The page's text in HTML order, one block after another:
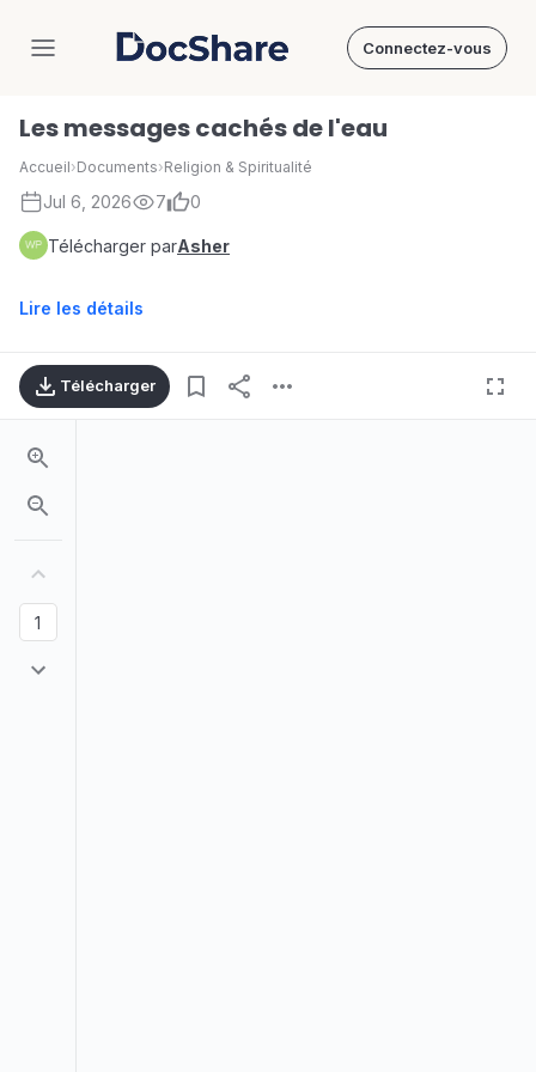
DocShare Connectez-vous
Les messages cachés de l'eau
Accueil›Documents›Religion & Spiritualité
Jul 6, 2026 7 0
Télécharger parAsher
Lire les détails
Télécharger